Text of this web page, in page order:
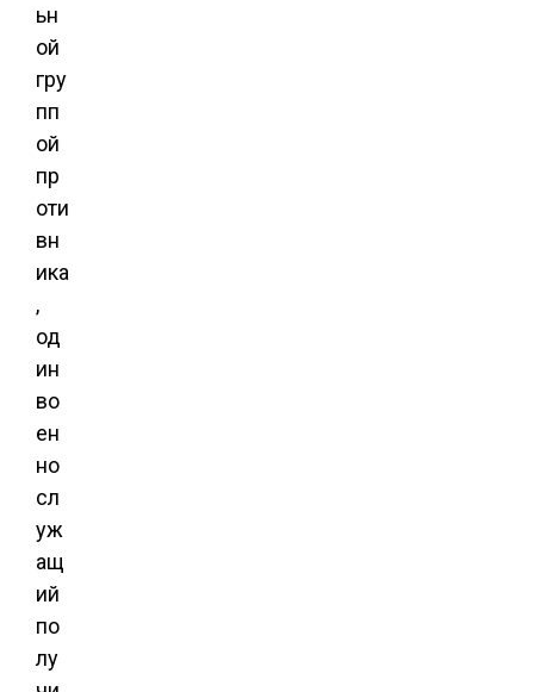
ьн
ой
гру
пп
ой
пр
оти
вн
ика
,
од
ин
во
ен
но
сл
уж
ащ
ий
по
лу